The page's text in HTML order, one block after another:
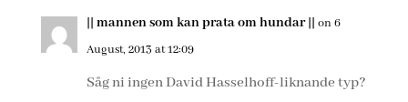
|| mannen som kan prata om hundar || on 6
August, 2013 at 12:09
Såg ni ingen David Hasselhoff-liknande typ?